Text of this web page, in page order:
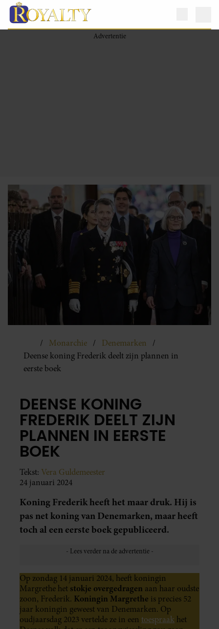
Monarchie
Denemarken
Deense koning Frederik deelt zijn plannen in
eerste boek
DEENSE KONING
FREDERIK DEELT ZIJN
PLANNEN IN EERSTE
BOEK
Tekst: Vera Guldemeester
24 januari 2024
Koning Frederik heeft het maar druk. Hij is
pas net koning van Denemarken, maar heeft
toch al een eerste boek gepubliceerd.
Op zondag 14 januari 2024, heeft koningin
Margrethe het stokje overgedragen aan haar oudste
zoon, Frederik. Koningin Margrethe is precies 52
jaar koningin geweest van Denemarken. Op
oudjaarsdag 2023 vertelde ze in een toespraak het